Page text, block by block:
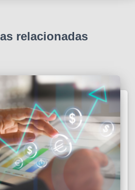
relacionadas